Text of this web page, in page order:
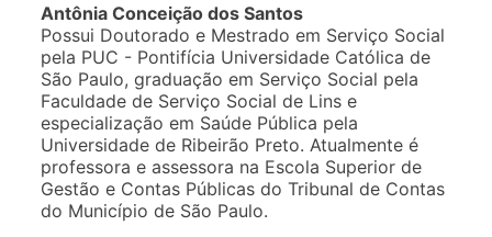
Antônia Conceição dos Santos
Possui Doutorado e Mestrado em Serviço Social
pela PUC - Pontifícia Universidade Católica de
São Paulo, graduação em Serviço Social pela
Faculdade de Serviço Social de Lins e
especialização em Saúde Pública pela
Universidade de Ribeirão Preto. Atualmente é
professora e assessora na Escola Superior de
Gestão e Contas Públicas do Tribunal de Contas
do Município de São Paulo.